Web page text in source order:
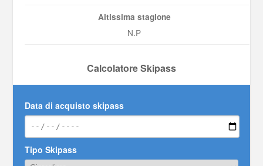
Altissima stagione
N.P
Calcolatore Skipass
Data di acquisto skipass
Tipo Skipass